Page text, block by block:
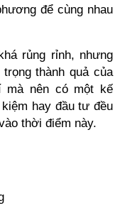
để cùng nhau
rủng rỉnh, nhưng
thành quả của
mà nên có một kế
hay đầu tư đều
thời điểm này.